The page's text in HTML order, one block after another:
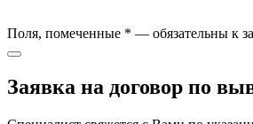
Поля, помеченные * — обязательны к
Заявка на договор по